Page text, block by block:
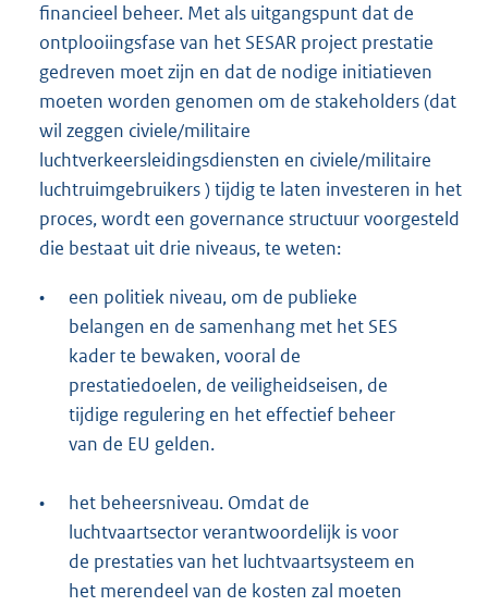
financieel beheer. Met als uitgangspunt dat de
ontplooiingsfase van het SESAR project prestatie
gedreven moet zijn en dat de nodige initiatieven
moeten worden genomen om de stakeholders (dat
wil zeggen civiele/militaire
luchtverkeersleidingsdiensten en civiele/militaire
luchtruimgebruikers ) tijdig te laten investeren in het
proces, wordt een governance structuur voorgesteld
die bestaat uit drie niveaus, te weten:
•
een politiek niveau, om de publieke
belangen en de samenhang met het SES
kader te bewaken, vooral de
prestatiedoelen, de veiligheidseisen, de
tijdige regulering en het effectief beheer
van de EU gelden.
•
het beheersniveau. Omdat de
luchtvaartsector verantwoordelijk is voor
de prestaties van het luchtvaartsysteem en
het merendeel van de kosten zal moeten